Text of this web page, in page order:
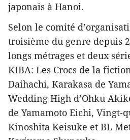
japonais à Hanoi.
Selon le comité
troisième du genre depuis
longs métrages et deux
KIBA: Les Crocs de la
Daihachi, Karakasa de
Wedding High d’Ohku
de Yamamoto Eichi, Vingt-
Kinoshita Keisuke et BL